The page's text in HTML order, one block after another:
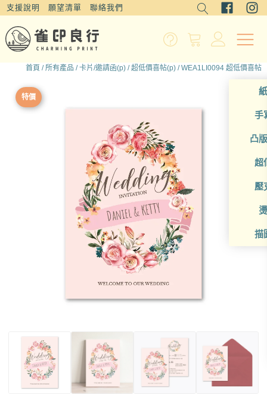
支援說明 願望清單 聯絡我們
手
凸
超
壓
描
首頁 /所有產品 /卡片/邀請函(p) /超低價喜帖(p) / WEA1LI0094 超低價喜帖
特價